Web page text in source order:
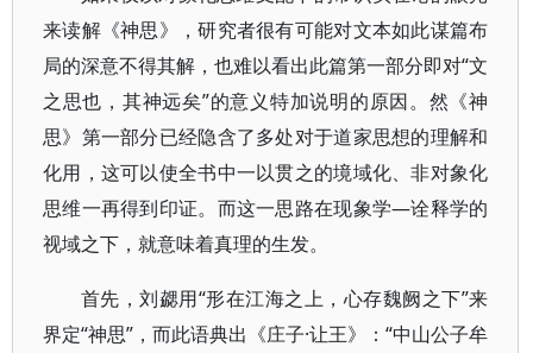
来读解《神思》，研究者很有可能对文本如此谋篇布
局的深意不得其解，也难以看出此篇第一部分即对“文
之思也，其神远矣”的意义特加说明的原因。然《神
思》第一部分已经隐含了多处对于道家思想的理解和
化用，这可以使全书中一以贯之的境域化、非对象化
思维一再得到印证。而这一思路在现象学—诠释学的
视域之下，就意味着真理的生发。
首先，刘勰用“形在江海之上，心存魏阙之下”来
界定“神思”，而此语典出《庄子·让王》：“中山公子牟